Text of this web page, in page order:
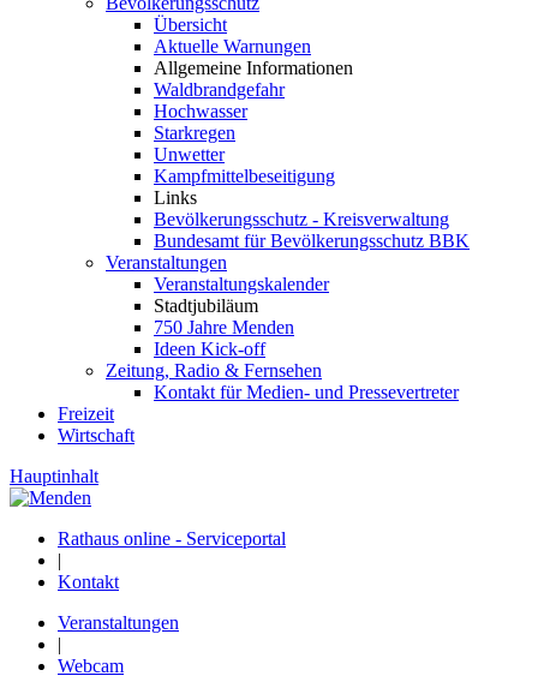
Übersicht
Aktuelle Warnungen
Allgemeine Informationen
Waldbrandgefahr
Hochwasser
Starkregen
Unwetter
Kampfmittelbeseitigung
Links
Bevölkerungsschutz - Kreisverwaltung
Bundesamt für Bevölkerungsschutz BBK
Veranstaltungen
Veranstaltungskalender
Stadtjubiläum
750 Jahre Menden
Ideen Kick-off
Zeitung, Radio & Fernsehen
Kontakt für Medien- und Pressevertreter
Freizeit
Wirtschaft
Hauptinhalt
Rathaus online - Serviceportal
|
Kontakt
Veranstaltungen
|
Webcam